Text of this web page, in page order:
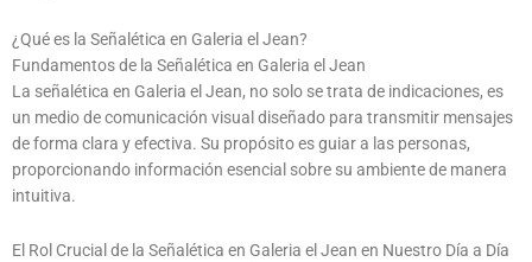
¿Qué es la Señalética en Galeria el Jean?
Fundamentos de la Señalética en Galeria el Jean
La señalética en Galeria el Jean, no solo se trata de indicaciones, es
un medio de comunicación visual diseñado para transmitir mensajes
de forma clara y efectiva. Su propósito es guiar a las personas,
proporcionando información esencial sobre su ambiente de manera
intuitiva.
El Rol Crucial de la Señalética en Galeria el Jean en Nuestro Día a Día